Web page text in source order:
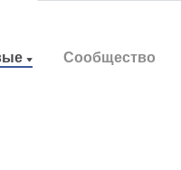
Сообщество